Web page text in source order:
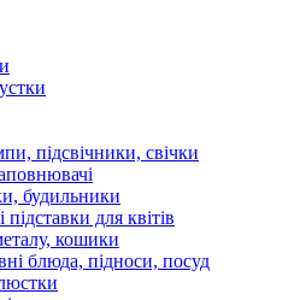
підсвічники, свічки
будильники
для квітів
кошики
блюда, підноси, посуд